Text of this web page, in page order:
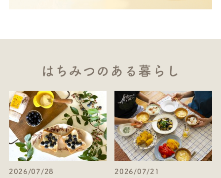
はちみつのある暮らし
2026/07/28 2026/07/21